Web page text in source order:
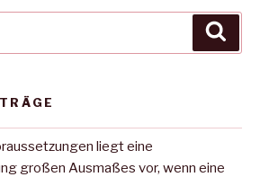
liegt eine
großen Ausmaßes vor, wenn eine